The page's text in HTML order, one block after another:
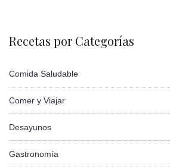
Recetas por Categorías
Comida Saludable
Comer y Viajar
Desayunos
Gastronomía